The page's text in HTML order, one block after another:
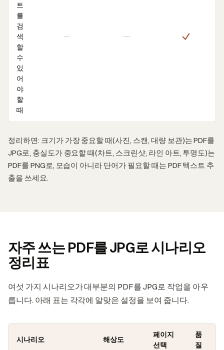
트
를
검
색
할
수
있
어
야
할
때
정리하면: 크기가 가장 중요할 때(사진, 스캔, 대량 보관)는 PDF를
JPG로, 충실도가 중요할 때(차트, 스크린샷, 라인 아트, 투명도)는
PDF를 PNG로, 모습이 아니라 단어가 필요할 때는 PDF 텍스트 추
출을 쓰세요.
자주 쓰는 PDF를 JPG로 시나리오
정리표
여섯 가지 시나리오가 대부분의 PDF를 JPG로 작업을 아우
릅니다. 아래 표는 각각에 알맞은 설정을 보여 줍니다.
시나리오 해상도
페이지
선택
품
질